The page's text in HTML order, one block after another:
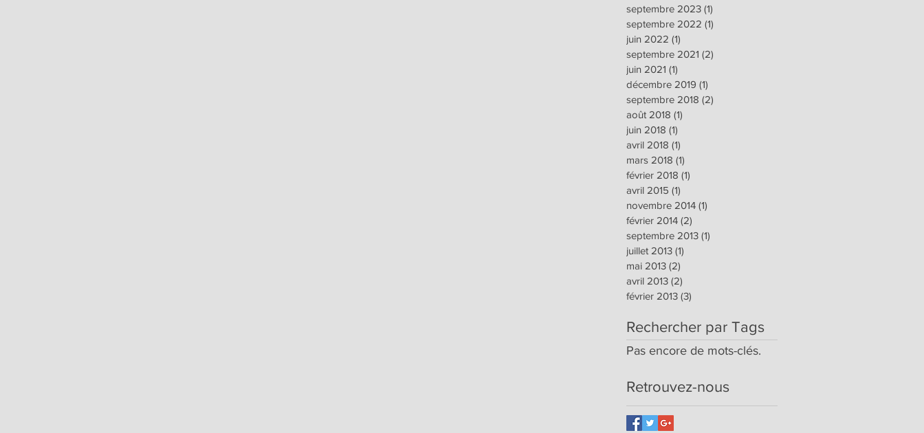
septembre 2023 (1)
septembre 2022 (1)
juin 2022 (1)
septembre 2021 (2)
juin 2021 (1)
décembre 2019 (1)
septembre 2018 (2)
août 2018 (1)
juin 2018 (1)
avril 2018 (1)
mars 2018 (1)
février 2018 (1)
avril 2015 (1)
novembre 2014 (1)
février 2014 (2)
septembre 2013 (1)
juillet 2013 (1)
mai 2013 (2)
avril 2013 (2)
février 2013 (3)
Rechercher par Tags
Pas encore de mots-clés.
Retrouvez-nous